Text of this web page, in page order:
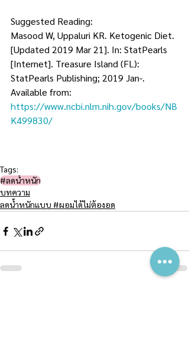
Suggested Reading:
Masood W, Uppaluri KR. Ketogenic Diet.
[Updated 2019 Mar 21]. In: StatPearls
[Internet]. Treasure Island (FL):
StatPearls Publishing; 2019 Jan-.
Available from:
https://www.ncbi.nlm.nih.gov/books/NB
K499830/
Tags:
#ลดน้ำหนัก
บทความ
ลดน้ำหนักแบบ #ผอมได้ไม่ต้องอด